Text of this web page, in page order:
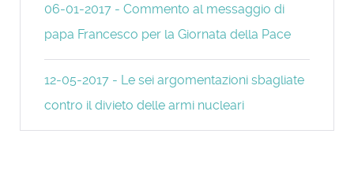
06-01-2017 - Commento al messaggio di
papa Francesco per la Giornata della Pace
12-05-2017 - Le sei argomentazioni sbagliate
contro il divieto delle armi nucleari